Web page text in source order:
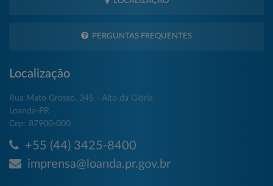
PERGUNTAS FREQUENTES
Localização
Rua Mato Grosso, 345 - Alto da Glória
Loanda-PR
Cep: 87900-000
+55 (44) 3425-8400
imprensa@loanda.pr.gov.br